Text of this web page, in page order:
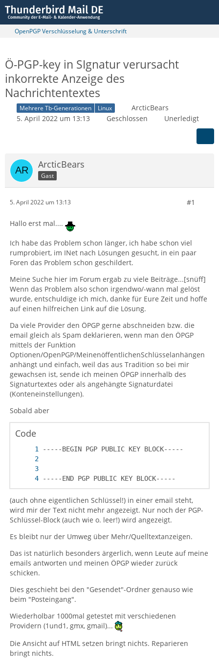
OpenPGP Verschlüsselung & Unterschrift
Ö-PGP-key in SIgnatur verursacht
inkorrekte Anzeige des
Nachrichtentextes
Mehrere Tb-Generationen Linux
ArcticBears
5. April 2022 um 13:13
Geschlossen Unerledigt
ArcticBears
Gast
5. April 2022 um 13:13 #1
Hallo erst mal....
Ich habe das Problem schon länger, ich habe schon viel
rumprobiert, im INet nach Lösungen gesucht, in ein paar
Foren das Problem schon geschildert.
Meine Suche hier im Forum ergab zu viele Beiträge...[snüff]
Wenn das Problem also schon irgendwo/-wann mal gelöst
wurde, entschuldige ich mich, danke für Eure Zeit und hoffe
auf einen hilfreichen Link auf die Lösung.
Da viele Provider den ÖPGP gerne abschneiden bzw. die
email gleich als Spam deklarieren, wenn man den ÖPGP
mittels der Funktion
Optionen/OpenPGP/MeinenöffentlichenSchlüsselanhängen
anhängt und einfach, weil das aus Tradition so bei mir
gewachsen ist, sende ich meinen ÖPGP innerhalb des
Signaturtextes oder als angehängte Signaturdatei
(Konteneinstellungen).
Sobald aber
Code
-----END PGP PUBLIC KEY BLOCK-----
(auch ohne eigentlichen Schlüssel!) in einer email steht,
wird mir der Text nicht mehr angezeigt. Nur noch der PGP-
Schlüssel-Block (auch wie o. leer!) wird angezeigt.
Es bleibt nur der Umweg über Mehr/Quelltextanzeigen.
Das ist natürlich besonders ärgerlich, wenn Leute auf meine
emails antworten und meinen ÖPGP wieder zurück
schicken.
Dies geschieht bei den "Gesendet"-Ordner genauso wie
beim "Posteingang".
Wiederholbar 1000mal getestet mit verschiedenen
Providern (1und1, gmx, gmail)...
Die Ansicht auf HTML setzen bringt nichts. Reparieren
bringt nichts.